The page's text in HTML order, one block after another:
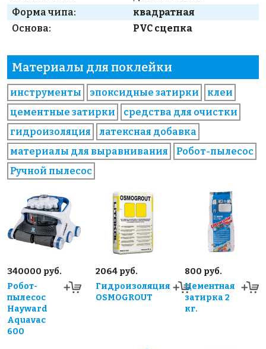
Форма чипа:
квадратная
Основа:
PVC сцепка
Материалы для поклейки
инструменты эпоксидные затирки
клеи
цементные затирки
средства для очистки
гидроизоляция
латексная добавка
материалы для выравнивания
Робот-пылесос
Ручной пылесос
340000 руб.
Робот-
пылесос
Hayward
Aquavac
600
2064 руб.
Гидроизоляция
OSMOGROUT
800 руб.
Цементная
затирка 2
кг.